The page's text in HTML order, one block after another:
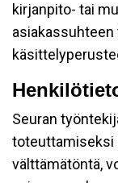
kirjanpito- tai
Seuran
toteuttamiseksi
välttämätöntä,